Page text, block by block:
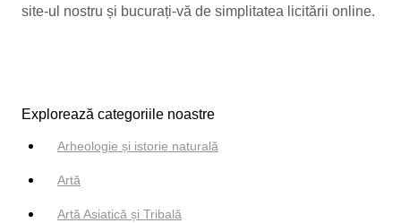
site-ul nostru și bucurați-vă de simplitatea licitării online.
Explorează categoriile noastre
Arheologie și istorie naturală
Artă
Artă Asiatică și Tribală